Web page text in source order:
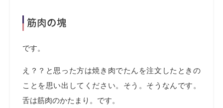
筋肉の塊
です。
え？？と思った方は焼き肉でたんを注文したときの
ことを思い出してください。そう。そうなんです。
舌は筋肉のかたまり。です。